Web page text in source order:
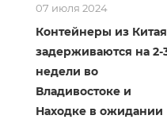
07 июля 2024
Контейнеры из Китая
задерживаются на 2-
недели во
Владивостоке и
Находке в ожидании